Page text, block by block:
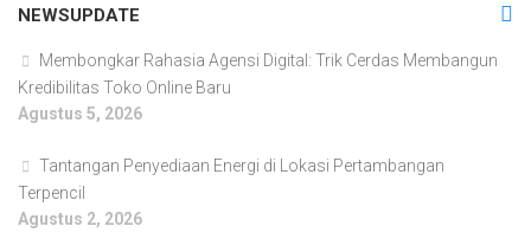
NEWSUPDATE
Membongkar Rahasia Agensi Digital: Trik Cerdas Membangun
Kredibilitas Toko Online Baru
Agustus 5, 2026
Tantangan Penyediaan Energi di Lokasi Pertambangan
Terpencil
Agustus 2, 2026